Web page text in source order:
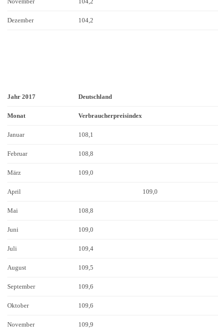
Dezember 104,2
Jahr 2017 Deutschland
Monat Verbraucherpreisindex
Januar 108,1
Februar 108,8
März 109,0
April 109,0
Mai 108,8
Juni 109,0
Juli 109,4
August 109,5
September 109,6
Oktober 109,6
November 109,9